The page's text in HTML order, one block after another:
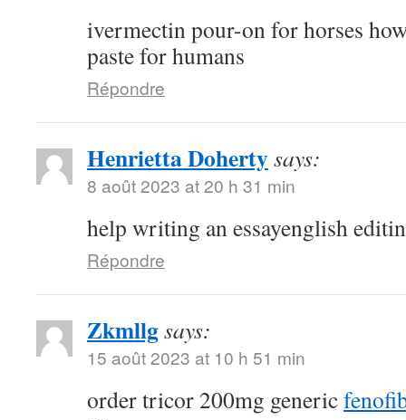
ivermectin pour-on for horses
paste for humans
Répondre
Henrietta Dohertysays:
8 août 2023 at 20 h 31 min
help writing an essayenglish
Répondre
Zkmllgsays:
15 août 2023 at 10 h 51 min
order tricor 200mg generic